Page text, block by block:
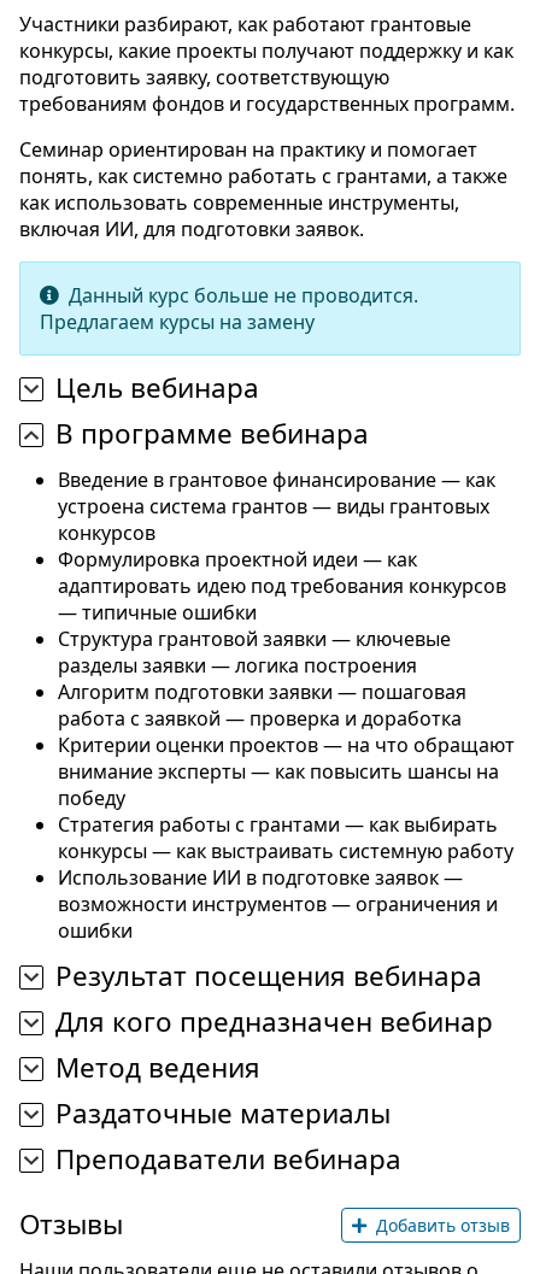
Участники разбирают, как работают грантовые
конкурсы, какие проекты получают поддержку и как
подготовить заявку, соответствующую
требованиям фондов и государственных программ.
Семинар ориентирован на практику и помогает
понять, как системно работать с грантами, а также
как использовать современные инструменты,
включая ИИ, для подготовки заявок.
Данный курс больше не проводится.
Предлагаем курсы на замену
Цель вебинара
В программе вебинара
Введение в грантовое финансирование — как
устроена система грантов — виды грантовых
конкурсов
Формулировка проектной идеи — как
адаптировать идею под требования конкурсов
— типичные ошибки
Структура грантовой заявки — ключевые
разделы заявки — логика построения
Алгоритм подготовки заявки — пошаговая
работа с заявкой — проверка и доработка
Критерии оценки проектов — на что обращают
внимание эксперты — как повысить шансы на
победу
Стратегия работы с грантами — как выбирать
конкурсы — как выстраивать системную работу
Использование ИИ в подготовке заявок —
возможности инструментов — ограничения и
ошибки
Результат посещения вебинара
Для кого предназначен вебинар
Метод ведения
Раздаточные материалы
Преподаватели вебинара
Отзывы
Добавить отзыв